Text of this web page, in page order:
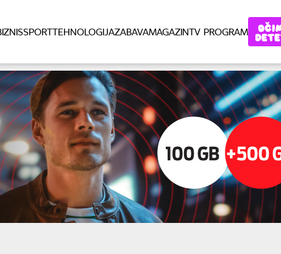
SPORTTEHNOLOGIJAZABAVAMAGAZINTV PROGRAM